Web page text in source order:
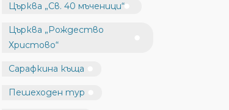
Църква „Св. 40 мъченици“
Църква „Рождество
Христово“
Сарафкина къща
Пешеходен тур